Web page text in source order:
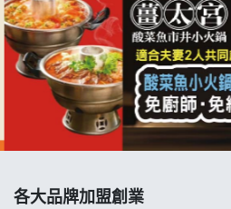
杜芳子古味茶鋪加盟說明會
優握握×酸奶大獅加盟說明會
冬城門加盟說明會
各大品牌加盟創業